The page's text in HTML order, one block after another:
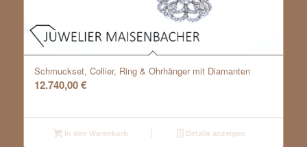
Schmuckset, Collier, Ring & Ohrhänger mit Diamanten
12.740,00€
In den Warenkorb Details anzeigen